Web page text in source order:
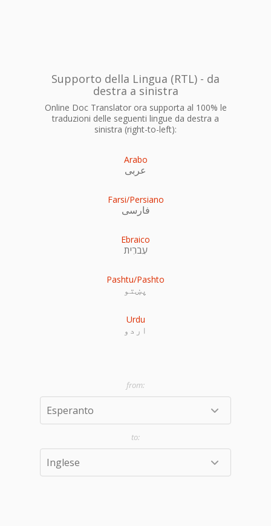
Supporto della Lingua (RTL) - da
destra a sinistra
Online Doc Translator ora supporta al 100% le
traduzioni delle seguenti lingue da destra a
sinistra (right-to-left):
Arabo
عربى
Farsi/Persiano
فارسی
Ebraico
עִברִית
Pashtu/Pashto
پښتو
Urdu
اردو